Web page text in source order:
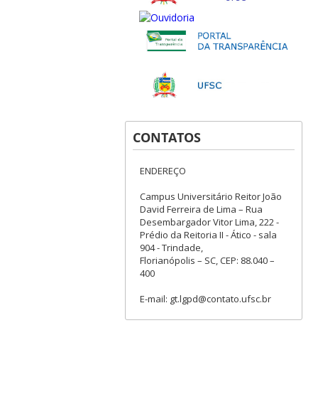
CONTATOS
ENDEREÇO
Campus Universitário Reitor João
David Ferreira de Lima – Rua
Desembargador Vitor Lima, 222 -
Prédio da Reitoria II - Ático - sala
904 - Trindade,
Florianópolis – SC, CEP: 88.040 –
400
E-mail: gt.lgpd@contato.ufsc.br